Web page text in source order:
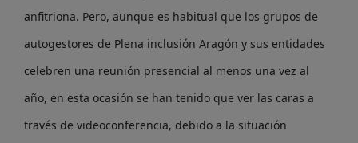
anfitriona. Pero, aunque es habitual que los grupos de
autogestores de Plena inclusión Aragón y sus entidades
celebren una reunión presencial al menos una vez al
año, en esta ocasión se han tenido que ver las caras a
través de videoconferencia, debido a la situación